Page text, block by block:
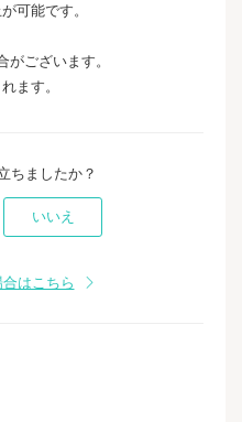
可能です。
ございます。
ます。
ちましたか？
いいえ
はこちら